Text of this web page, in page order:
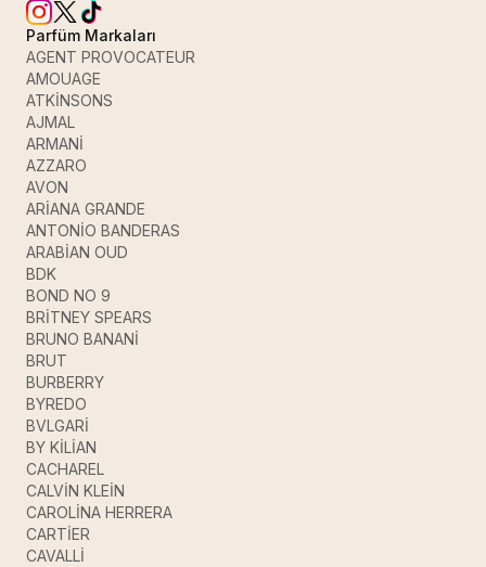
Parfüm Markaları
AGENT PROVOCATEUR
AMOUAGE
ATKİNSONS
AJMAL
ARMANİ
AZZARO
AVON
ARİANA GRANDE
ANTONİO BANDERAS
ARABİAN OUD
BDK
BOND NO 9
BRİTNEY SPEARS
BRUNO BANANİ
BRUT
BURBERRY
BYREDO
BVLGARİ
BY KİLİAN
CACHAREL
CALVİN KLEİN
CAROLİNA HERRERA
CARTİER
CAVALLİ